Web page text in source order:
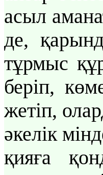
асыл
де,
тұрмыс
беріп,
жетіп,
әкелік
қияға